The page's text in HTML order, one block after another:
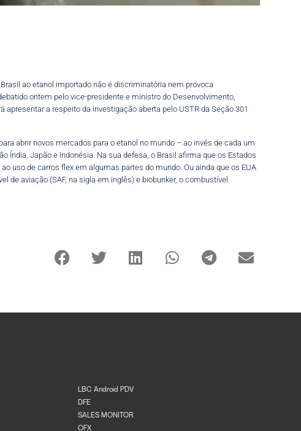
ao etanol importado não é discriminatória nem provoca
ontem pelo vice-presidente e ministro do Desenvolvimento,
a respeito da investigação aberta pelo USTR da Seção 301
abrir novos mercados para o etanol no mundo – ao invés de cada um
Japão e Indonésia. Na sua defesa, o Brasil afirma que os Estados
uso de carros flex em algumas partes do mundo. Ou ainda que os EUA
de aviação (SAF, na sigla em inglês) e biobunker, o combustível
LBC Android PDV
DFE
SALES MONITOR
OFX